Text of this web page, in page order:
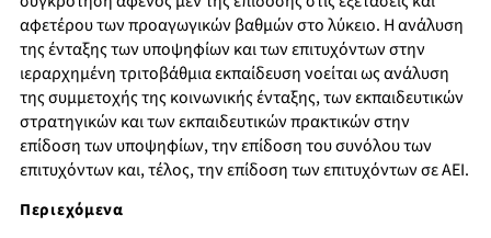
αφετέρου των προαγωγικών βαθμών στο λύκειο. Η ανάλυση
της ένταξης των υποψηφίων και των επιτυχόντων στην
ιεραρχημένη τριτοβάθμια εκπαίδευση νοείται ως ανάλυση
της συμμετοχής της κοινωνικής ένταξης, των εκπαιδευτικών
στρατηγικών και των εκπαιδευτικών πρακτικών στην
επίδοση των υποψηφίων, την επίδοση του συνόλου των
επιτυχόντων και, τέλος, την επίδοση των επιτυχόντων σε ΑΕΙ.
Περιεχόμενα